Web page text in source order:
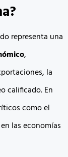
representa una
,
la
calificado. En
como el
las economías